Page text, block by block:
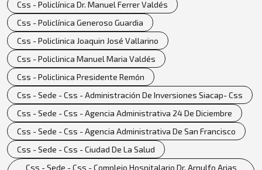
Css - Policlínica Dr. Manuel Ferrer Valdés
Css - Policlínica Generoso Guardia
Css - Policlinica Joaquin José Vallarino
Css - Policlinica Manuel Maria Valdés
Css - Policlinica Presidente Remón
Css - Sede - Css - Administración De Inversiones Siacap- Css
Css - Sede - Css - Agencia Administrativa 24 De Diciembre
Css - Sede - Css - Agencia Administrativa De San Francisco
Css - Sede - Css - Ciudad De La Salud
Css - Sede - Css - Complejo Hospitalario Dr. Arnulfo Arias